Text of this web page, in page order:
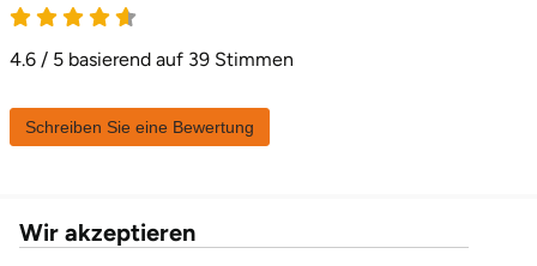
4.6 von 5
4.6 / 5 basierend auf 39 Stimmen
Schreiben Sie eine Bewertung
Wir akzeptieren
Köln
Landkreis Rostock
Landshut
Leipzig